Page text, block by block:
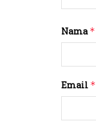
Nama*
Email *